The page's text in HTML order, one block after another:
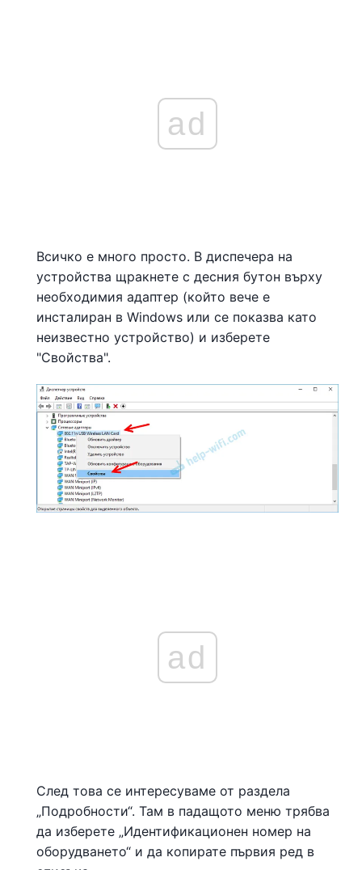
ad
Всичко е много просто. В диспечера на
устройства щракнете с десния бутон върху
необходимия адаптер (който вече е
инсталиран в Windows или се показва като
неизвестно устройство) и изберете
"Свойства".
ad
След това се интересуваме от раздела
„Подробности“. Там в падащото меню трябва
да изберете „Идентификационен номер на
оборудването“ и да копирате първия ред в